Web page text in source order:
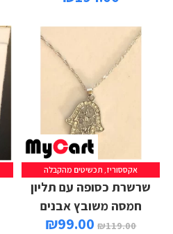
הוספה לסל
אקססוריז תכשיטים מהקבלה
שרשרת כסופה עם תליון
חמסה משובץ אבנים
₪119.00
₪99.00